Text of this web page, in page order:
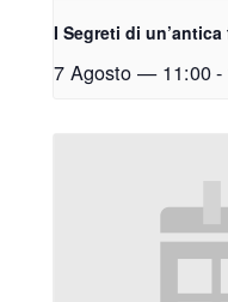
I Segreti di un’antica
7 Agosto — 11:00-